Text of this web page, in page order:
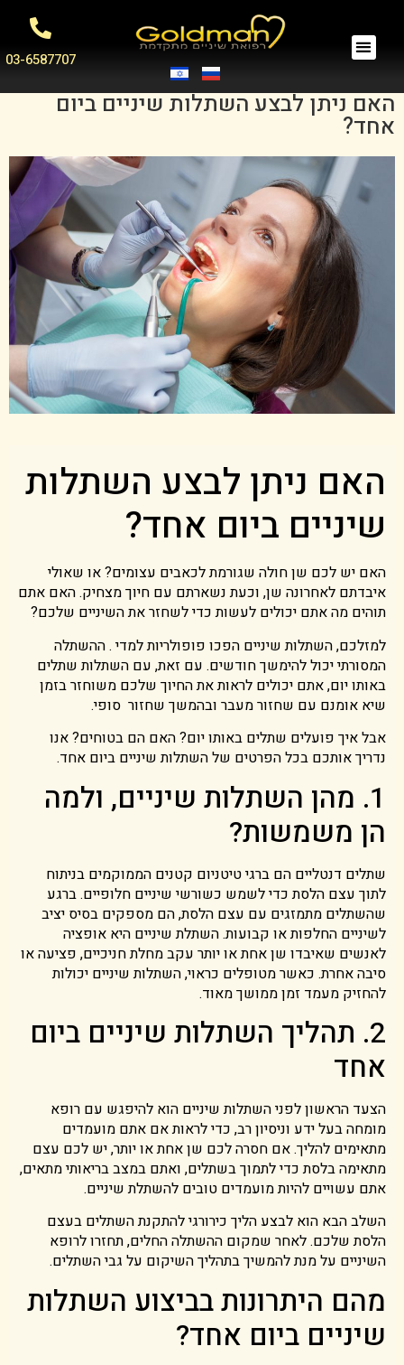
03-6587707
האם ניתן לבצע השתלות שיניים ביום
אחד?
האם ניתן לבצע השתלות
שיניים ביום אחד?
האם יש לכם שן חולה שגורמת לכאבים עצומים? או שאולי
איבדתם לאחרונה שן, וכעת נשארתם עם חיוך מצחיק. האם אתם
תוהים מה אתם יכולים לעשות כדי לשחזר את השיניים שלכם?
למזלכם, השתלות שיניים הפכו פופולריות למדי . ההשתלה
המסורתי יכול להימשך חודשים. עם זאת, עם השתלות שתלים
באותו יום, אתם יכולים לראות את החיוך שלכם משוחזר בזמן
שיא אומנם עם שחזור מעבר ובהמשך שחזור סופי.
אבל איך פועלים שתלים באותו יום? האם הם בטוחים? אנו
נדריך אותכם בכל הפרטים של השתלות שיניים ביום אחד.
1. מהן השתלות שיניים, ולמה
הן משמשות?
שתלים דנטליים הם ברגי טיטניום קטנים הממוקמים בניתוח
לתוך עצם הלסת כדי לשמש כשורשי שיניים חלופיים. ברגע
שהשתלים מתמזגים עם עצם הלסת, הם מספקים בסיס יציב
לשיניים החלפות או קבועות. השתלת שיניים היא אופציה
לאנשים שאיבדו שן אחת או יותר עקב מחלת חניכיים, פציעה או
סיבה אחרת. כאשר מטופלים כראוי, השתלות שיניים יכולות
להחזיק מעמד זמן ממושך מאוד.
2. תהליך השתלות שיניים ביום
אחד
הצעד הראשון לפני השתלות שיניים הוא להיפגש עם רופא
מומחה בעל ידע וניסיון רב, כדי לראות אם אתם מועמדים
מתאימים להליך. אם חסרה לכם שן אחת או יותר, יש לכם עצם
מתאימה בלסת כדי לתמוך בשתלים, ואתם במצב בריאותי מתאים,
אתם עשויים להיות מועמדים טובים להשתלת שיניים.
השלב הבא הוא לבצע הליך כירורגי להתקנת השתלים בעצם
הלסת שלכם. לאחר שמקום ההשתלה החלים, תחזרו לרופא
השיניים על מנת להמשיך בתהליך השיקום על גבי השתלים.
מהם היתרונות בביצוע השתלות
שיניים ביום אחד?